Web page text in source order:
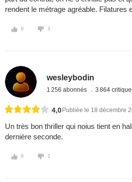
rendent le métrage agréable. Filatures
0 1
wesleybodin
1 256 abonnés 3 864
4,0 Publiée le 18 décembre
Un très bon thriller qui noius tient en
dernière seconde.
0 1